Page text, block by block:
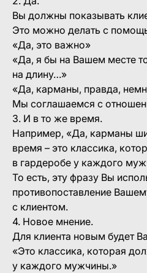
Вы должны показывать
Это можно делать с
«Да, это важно»
«Да, я бы на Вашем месте
на длину…»
«Да, карманы, правда,
Мы соглашаемся с
3. И в то же время.
Например, «Да, карманы
время – это классика,
в гардеробе у каждого
То есть, эту фразу Вы
противопоставление
с клиентом.
4. Новое мнение.
Для клиента новым будет
«Это классика, которая
у каждого мужчины.»